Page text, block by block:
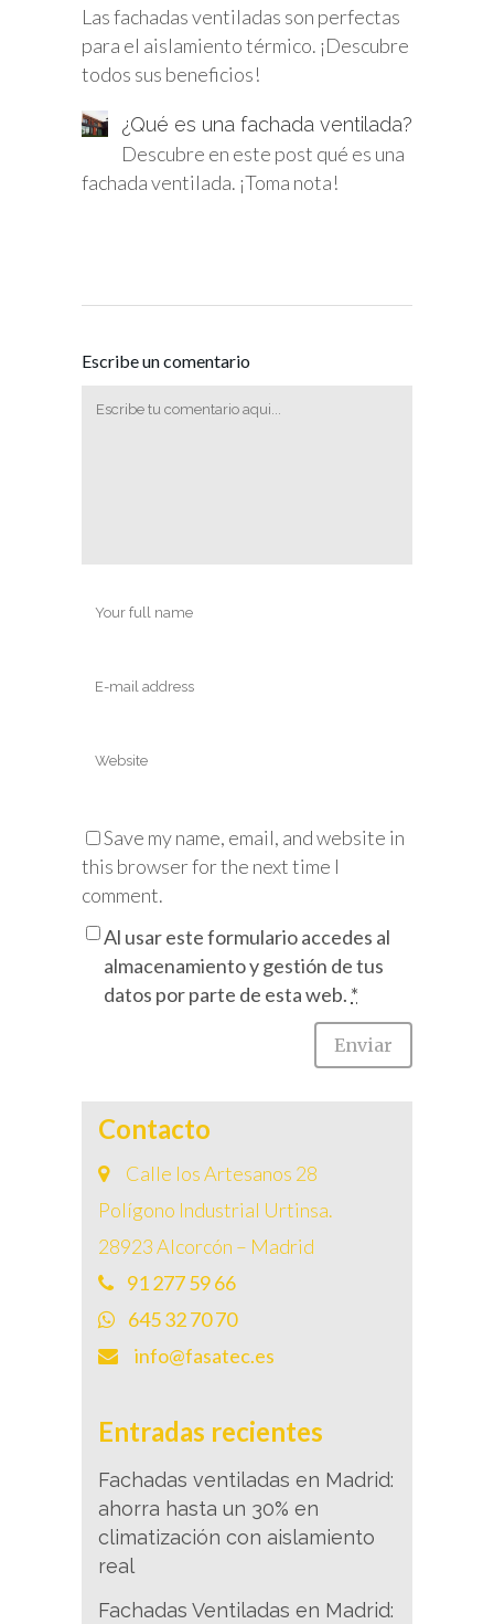
Las fachadas ventiladas son perfectas
para el aislamiento térmico. ¡Descubre
todos sus beneficios!
¿Qué es una fachada ventilada?
Descubre en este post qué es una
fachada ventilada. ¡Toma nota!
Escribe un comentario
Save my name, email, and website in
this browser for the next time I
comment.
Al usar este formulario accedes al
almacenamiento y gestión de tus
datos por parte de esta web. *
Contacto
Calle los Artesanos 28
Polígono Industrial Urtinsa.
28923 Alcorcón – Madrid
91 277 59 66
645 32 70 70
info@fasatec.es
Entradas recientes
Fachadas ventiladas en Madrid:
ahorra hasta un 30% en
climatización con aislamiento
real
Fachadas Ventiladas en Madrid: